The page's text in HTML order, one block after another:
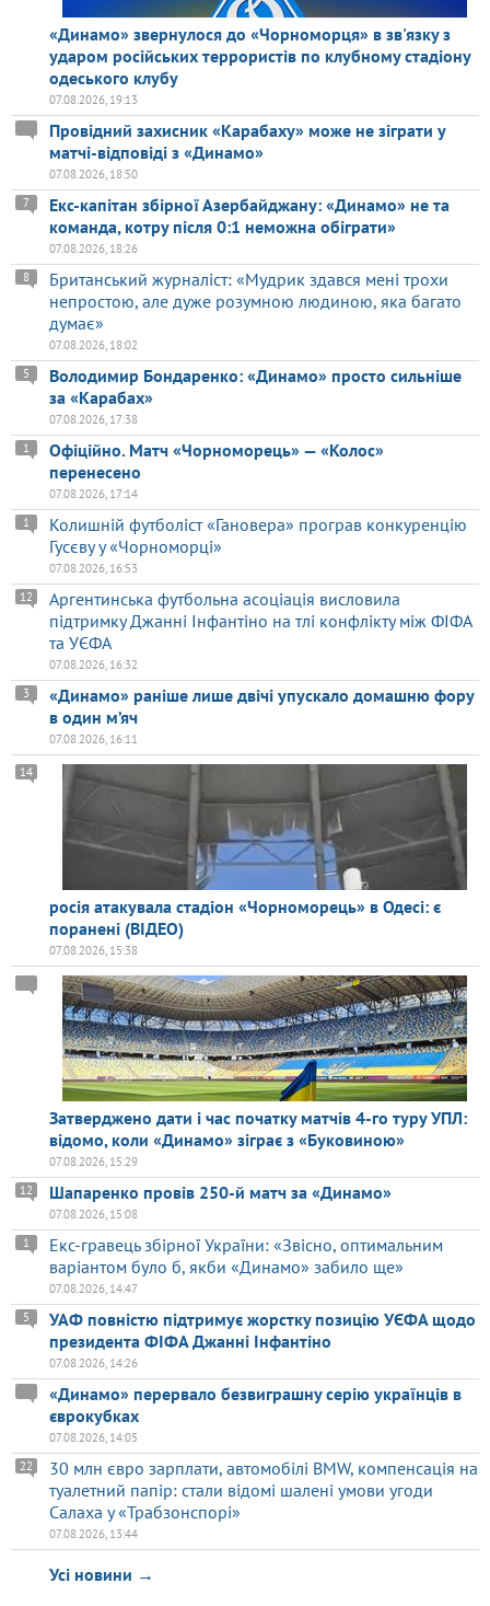
«Динамо» звернулося до «Чорноморця» в зв'язку з
ударом російських террористів по клубному стадіону
одеського клубу
07.08.2026, 19:13
Провідний захисник «Карабаху» може не зіграти у
матчі-відповіді з «Динамо»
07.08.2026, 18:50
Екс-капітан збірної Азербайджану: «Динамо» не та
команда, котру після 0:1 неможна обіграти»
7
07.08.2026, 18:26
Британський журналіст: «Мудрик здався мені трохи
непростою, але дуже розумною людиною, яка багато
думає»
8
07.08.2026, 18:02
Володимир Бондаренко: «Динамо» просто сильніше
за «Карабах»
5
07.08.2026, 17:38
Офіційно. Матч «Чорноморець» — «Колос»
перенесено
1
07.08.2026, 17:14
Колишній футболіст «Гановера» програв конкуренцію
Гусєву у «Чорноморці»
1
07.08.2026, 16:53
Аргентинська футбольна асоціація висловила
підтримку Джанні Інфантіно на тлі конфлікту між ФІФА
та УЄФА
12
07.08.2026, 16:32
«Динамо» раніше лише двічі упускало домашню фору
в один м’яч
3
07.08.2026, 16:11
росія атакувала стадіон «Чорноморець» в Одесі: є
поранені (ВІДЕО)
14
07.08.2026, 15:38
Затверджено дати і час початку матчів 4-го туру УПЛ:
відомо, коли «Динамо» зіграє з «Буковиною»
07.08.2026, 15:29
Шапаренко провів 250-й матч за «Динамо»
12
07.08.2026, 15:08
Екс-гравець збірної України: «Звісно, оптимальним
варіантом було б, якби «Динамо» забило ще»
1
07.08.2026, 14:47
УАФ повністю підтримує жорстку позицію УЄФА щодо
президента ФІФА Джанні Інфантіно
5
07.08.2026, 14:26
«Динамо» перервало безвиграшну серію українців в
єврокубках
07.08.2026, 14:05
30 млн євро зарплати, автомобілі BMW, компенсація на
туалетний папір: стали відомі шалені умови угоди
Салаха у «Трабзонспорі»
22
07.08.2026, 13:44
Усі новини →